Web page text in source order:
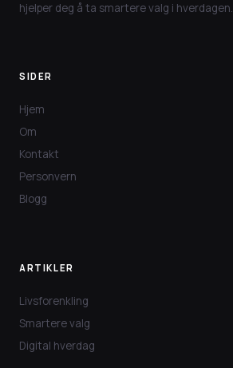
hjelper deg å ta smartere valg i hverdagen.
SIDER
Hjem
Om
Kontakt
Personvern
Blogg
ARTIKLER
Livsforenkling
Smartere valg
Digital hverdag